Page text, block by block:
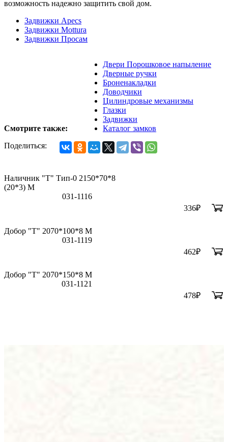
возможность надежно защитить свой дом.
Задвижки Apecs
Задвижки Mottura
Задвижки Просам
Смотрите также:
Двери Порошковое напыление
Дверные ручки
Броненакладки
Доводчики
Цилиндровые механизмы
Глазки
Задвижки
Каталог замков
Поделиться:
Наличник "Т" Тип-0 2150*70*8
(20*3) M
031-1116
336₽
Добор "Т" 2070*100*8 М
031-1119
462₽
Добор "Т" 2070*150*8 М
031-1121
478₽